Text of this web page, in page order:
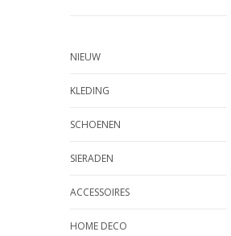
NIEUW
KLEDING
SCHOENEN
SIERADEN
ACCESSOIRES
HOME DECO